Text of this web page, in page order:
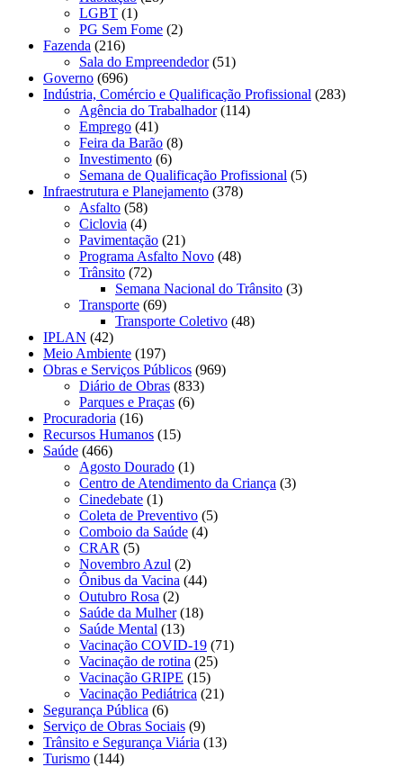
LGBT (1)
PG Sem Fome (2)
Fazenda (216)
Sala do Empreendedor(51)
Governo (696)
Indústria, Comércio e Qualificação Profissional (283)
Agência do Trabalhador(114)
Emprego (41)
Feira da Barão (8)
Investimento (6)
Semana de Qualificação Profissional (5)
Infraestrutura e Planejamento (378)
Asfalto (58)
Ciclovia (4)
Pavimentação (21)
Programa Asfalto Novo (48)
Trânsito (72)
Semana Nacional do Trânsito (3)
Transporte (69)
Transporte Coletivo (48)
IPLAN (42)
Meio Ambiente (197)
Obras e Serviços Públicos (969)
Diário de Obras (833)
Parques e Praças (6)
Procuradoria (16)
Recursos Humanos (15)
Saúde (466)
Agosto Dourado (1)
Centro de Atendimento da Criança (3)
Cinedebate (1)
Coleta de Preventivo (5)
Comboio da Saúde (4)
CRAR (5)
Novembro Azul (2)
Ônibus da Vacina (44)
Outubro Rosa (2)
Saúde da Mulher(18)
Saúde Mental (13)
Vacinação COVID-19 (71)
Vacinação de rotina (25)
Vacinação GRIPE (15)
Vacinação Pediátrica (21)
Segurança Pública (6)
Serviço de Obras Sociais (9)
Trânsito e Segurança Viária (13)
Turismo (144)